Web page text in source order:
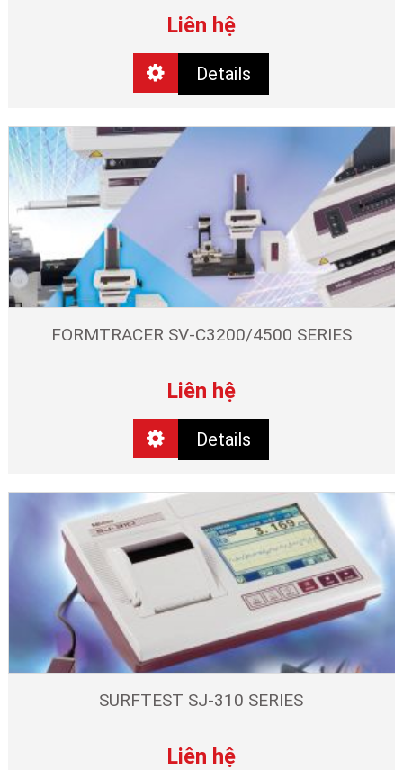
Liên hệ
Details
FORMTRACER SV-C3200/4500 SERIES
Liên hệ
Details
SURFTEST SJ-310 SERIES
Liên hệ